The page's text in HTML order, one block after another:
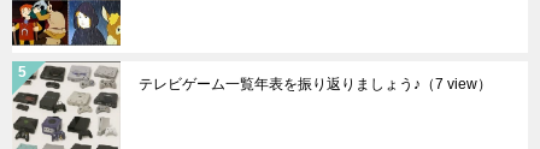
テレビゲーム一覧年表を振り返りましょう♪ （7 view）